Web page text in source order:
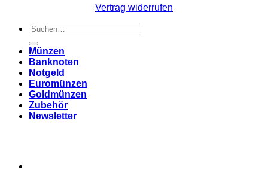
Vertrag widerrufen
Suchen
nach:
Münzen
Banknoten
Notgeld
Euromünzen
Goldmünzen
Zubehör
Newsletter